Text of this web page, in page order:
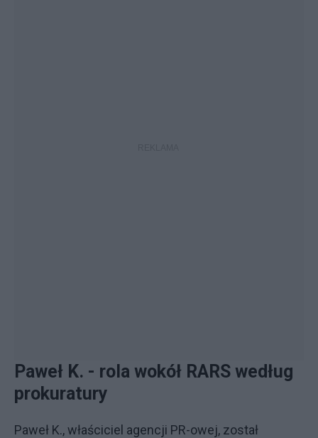
Paweł K. - rola wokół RARS według
prokuratury
Paweł K., właściciel agencji PR-owej, został